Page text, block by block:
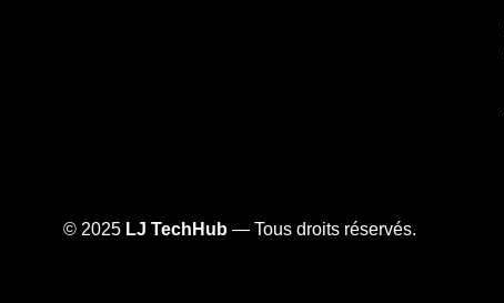
© 2025 LJ TechHub — Tous droits réservés.